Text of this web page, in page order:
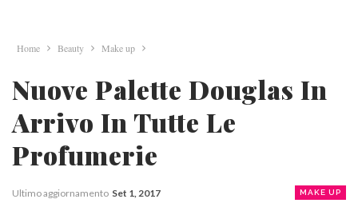
Home Beauty Make up
Nuove Palette Douglas In
Arrivo In Tutte Le
Profumerie
MAKE UP
Ultimo aggiornamento Set 1, 2017